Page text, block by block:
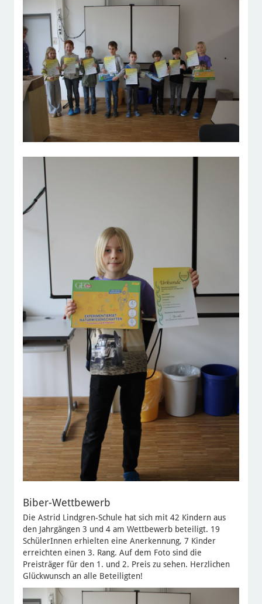
Biber-Wettbewerb
Die Astrid Lindgren-Schule hat sich mit 42 Kindern aus
den Jahrgängen 3 und 4 am Wettbewerb beteiligt. 19
SchülerInnen erhielten eine Anerkennung, 7 Kinder
erreichten einen 3. Rang. Auf dem Foto sind die
Preisträger für den 1. und 2. Preis zu sehen. Herzlichen
Glückwunsch an alle Beteiligten!